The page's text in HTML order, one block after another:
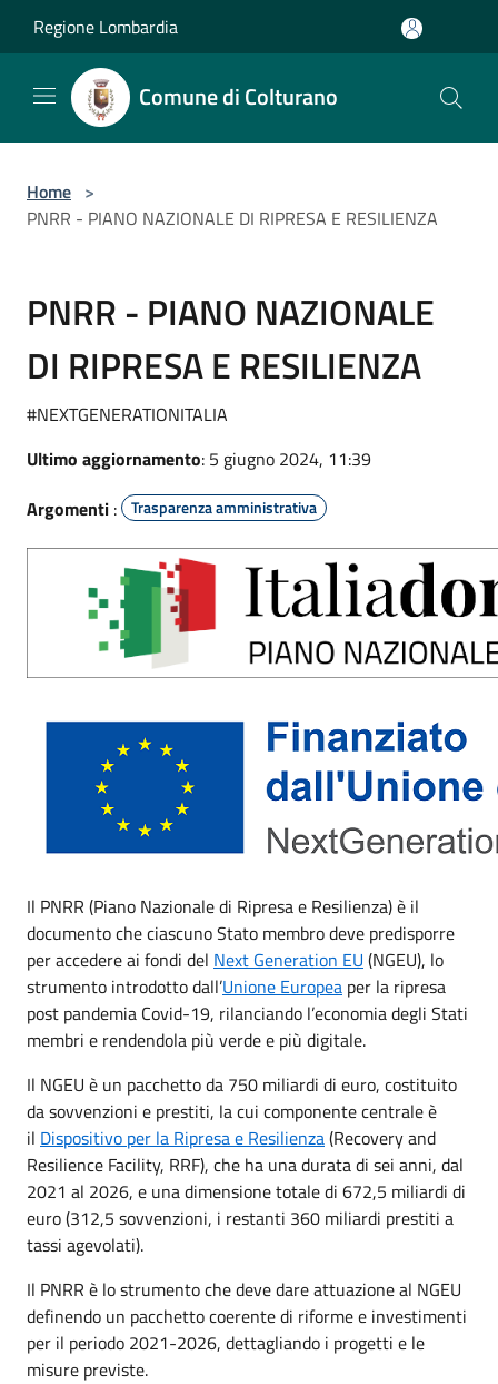
Regione Lombardia
Comune di Colturano
Home >
PNRR - PIANO NAZIONALE DI RIPRESA E RESILIENZA
PNRR - PIANO NAZIONALE
DI RIPRESA E RESILIENZA
#NEXTGENERATIONITALIA
Ultimo aggiornamento: 5 giugno 2024, 11:39
Argomenti : Trasparenza amministrativa
Il PNRR (Piano Nazionale di Ripresa e Resilienza) è il
documento che ciascuno Stato membro deve predisporre
per accedere ai fondi del Next Generation EU (NGEU), lo
strumento introdotto dall’Unione Europea per la ripresa
post pandemia Covid-19, rilanciando l’economia degli Stati
membri e rendendola più verde e più digitale.
Il NGEU è un pacchetto da 750 miliardi di euro, costituito
da sovvenzioni e prestiti, la cui componente centrale è
il Dispositivo per la Ripresa e Resilienza(Recovery and
Resilience Facility, RRF), che ha una durata di sei anni, dal
2021 al 2026, e una dimensione totale di 672,5 miliardi di
euro (312,5 sovvenzioni, i restanti 360 miliardi prestiti a
tassi agevolati).
Il PNRR è lo strumento che deve dare attuazione al NGEU
definendo un pacchetto coerente di riforme e investimenti
per il periodo 2021-2026, dettagliando i progetti e le
misure previste.